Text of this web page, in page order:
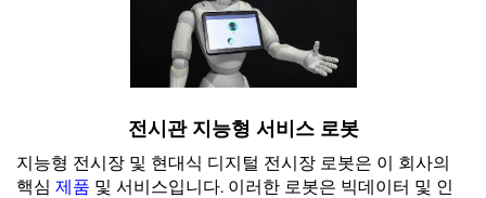
전시관 지능형 서비스 로봇
지능형 전시장 및 현대식 디지털 전시장 로봇은 이 회사의
핵심 제품 및 서비스입니다. 이러한 로봇은 빅데이터 및 인